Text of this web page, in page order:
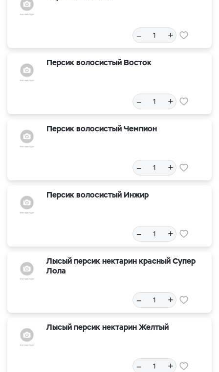
– +
Персик волосистый Восток
– +
Персик волосистый Чемпион
– +
Персик волосистый Инжир
– +
Лысый персик нектарин красный Супер
Лола
– +
Лысый персик нектарин Желтый
– +